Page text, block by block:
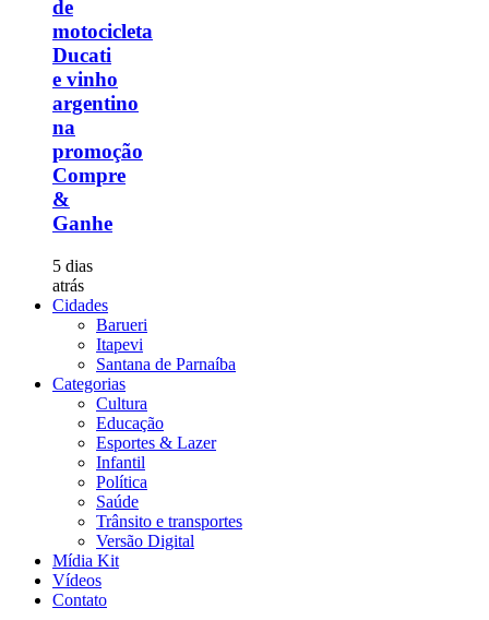
de
motocicleta
Ducati
e vinho
argentino
na
promoção
Compre
&
Ganhe
5 dias
atrás
Cidades
Barueri
Itapevi
Santana de Parnaíba
Categorias
Cultura
Educação
Esportes & Lazer
Infantil
Política
Saúde
Trânsito e transportes
Versão Digital
Mídia Kit
Vídeos
Contato